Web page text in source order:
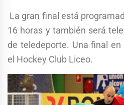
La gran final está
16 horas y también será
de teledeporte. Una final
el Hockey Club Liceo.